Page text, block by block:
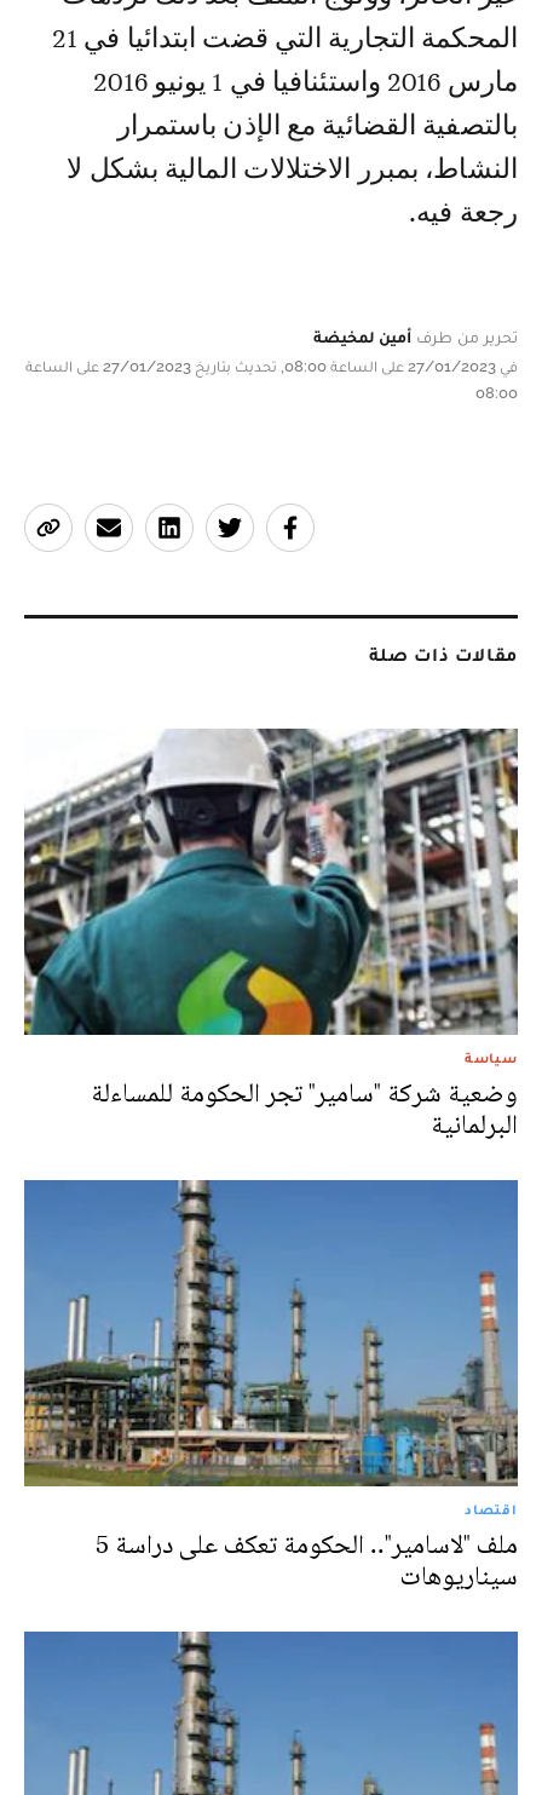
المحكمة التجارية التي قضت ابتدائيا في 21
مارس 2016 واستئنافيا في 1 يونيو 2016
بالتصفية القضائية مع الإذن باستمرار
النشاط، بمبرر الاختلالات المالية بشكل لا
رجعة فيه.
تحرير من طرف أمين لمخيضة
في 27/01/2023 على الساعة 08:00, تحديث بتاريخ 27/01/2023 على الساعة
08:00
مقالات ذات صلة
سياسة
وضعية شركة "سامير" تجر الحكومة للمساءلة
البرلمانية
اقتصاد
ملف "لاسامير".. الحكومة تعكف على دراسة 5
سيناريوهات